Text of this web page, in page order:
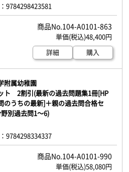
9784298423581
104-A0101-863
48,400円
詳細
購入
附属幼稚園
ト 2割引(最新の過去問題集1冊[HP
のうちの最新]＋親の過去問合格セ
別過去問1～6)
9784298334337
104-A0101-990
58,080円